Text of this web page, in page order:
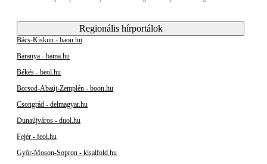
Regionális hírportálok
Bács-Kiskun - baon.hu
Baranya - bama.hu
Békés - beol.hu
Borsod-Abaúj-Zemplén - boon.hu
Csongrád - delmagyar.hu
Dunaújváros - duol.hu
Fejér - feol.hu
Győr-Moson-Sopron - kisalfold.hu